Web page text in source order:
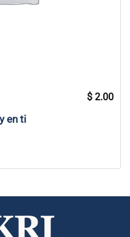
en ti
$ 2.00